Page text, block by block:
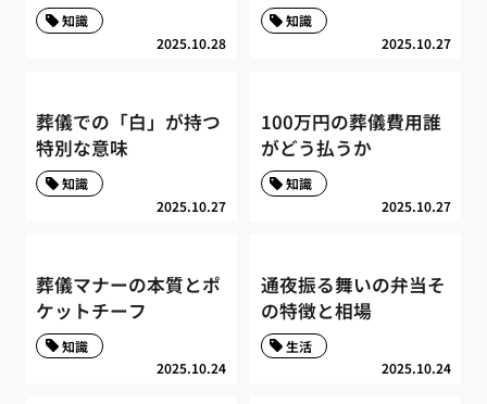
2025.10.28
知識
2025.10.27
知識
葬儀での「白」が持つ
特別な意味
2025.10.27
知識
100万円の葬儀費用誰
がどう払うか
2025.10.27
知識
葬儀マナーの本質とポ
ケットチーフ
2025.10.24
知識
通夜振る舞いの弁当そ
の特徴と相場
2025.10.24
生活